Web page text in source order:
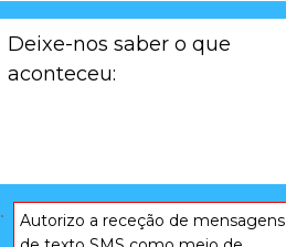
relacionada
nos
saber
Consentimento
Autorizo ​​a receção de mensagens